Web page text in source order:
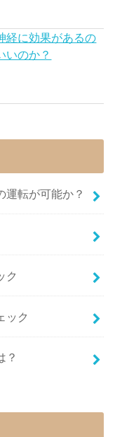
経に効果があるの
いのか？
運転が可能か？
ク
ック
？